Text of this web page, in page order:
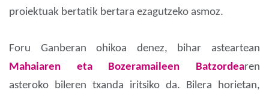
proiektuak bertatik bertara ezagutzeko asmoz.
Foru Ganberan ohikoa denez, bihar asteartean
Mahaiaren eta
Bozeramaileen Batzordearen
asteroko bileren txanda iritsiko da. Bilera horietan,